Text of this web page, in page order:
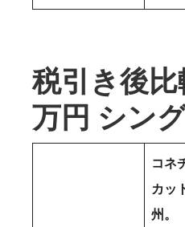
税引き後
万円 シン
コネ
カッ
州。